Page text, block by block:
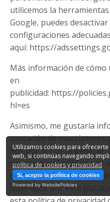
Utilizamos cookies para
web, si continúas navegando
política de cookies y privacidad
Si, acepto la política de cookies
Powered by WebsitePolicies
utilicemos la
Google, puedes
configuraciones adecuadas
aquí: https://
Más información de cómo
en
publicidad: https://
hl=es
Asimismo, me gustaría
captación de suscriptores
Ads por lo que al generar
segmentar el público por
demográficos, intereses,
obtenidos por esta